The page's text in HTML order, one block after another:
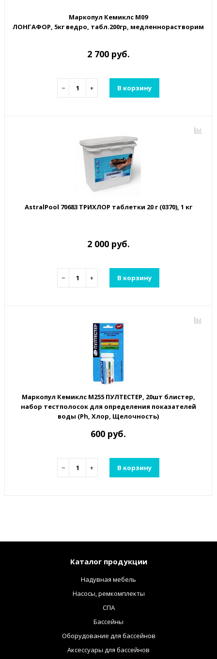
Маркопул Кемиклс М09
ЛОНГАФОР, 5кг ведро, табл.200гр,
2 700 руб.
− + В корзину
AstralPool 70683 ТРИХЛОР таблетки 20 г (0370), 1 кг
2 000 руб.
− + В корзину
Маркопул Кемиклс М255 ПУЛТЕСТЕР, 20шт блистер,
набор тестполосок для определения показателей
воды (Ph, Хлор, Щелочность)
600 руб.
− + В корзину
Каталог продукции
Надувная мебель
Насосы, ремкомплекты
СПА
Бассейны
Оборудование для бассейнов
Аксессуары для бассейнов